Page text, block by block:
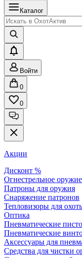
Каталог
Войти
0
0
Акции
Дисконт %
Огнестрельное оружие
Патроны для оружия
Снаряжение патронов
Тепловизоры для
Оптика
Пневматические
Пневматические
Аксессуары для
Средства для чистки